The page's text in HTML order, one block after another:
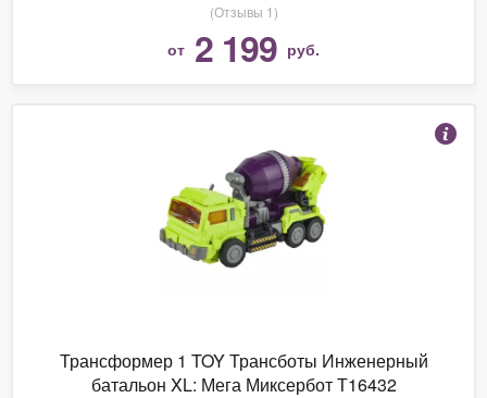
(Отзывы 1)
от 2 199 руб.
Трансформер 1 TOY Трансботы Инженерный
батальон XL: Мега Миксербот Т16432